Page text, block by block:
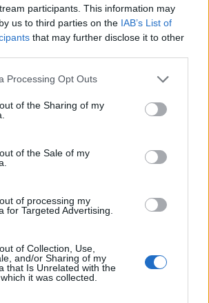
participants. This information may
us to third parties on the IAB’s List of
that may further disclose it to other
website/app uses one or more Google
or usage behaviour. You may click to
to Google and its third-party tags to
specified purposes in below Google
Processing Opt Outs
of the Sharing of my
of the Sale of my
of processing my
for Targeted Advertising.
of Collection, Use,
and/or Sharing of my
that Is Unrelated with the
it was collected.
- mondta Chris
nak adott
szerint, hogy
növekedési pályára,
egyszerűsített utazási
szükség. A
elbocsátásokról,
ajánlatáról is.
flottáinak kétharmada